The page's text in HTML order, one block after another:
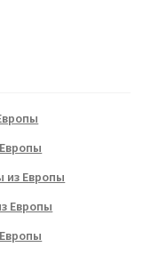
из Европы
Европы